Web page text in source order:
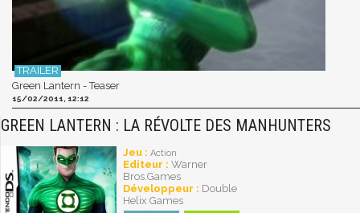
Green Lantern - Teaser
15/02/2011, 12:12
GREEN LANTERN : LA RÉVOLTE DES MANHUNTERS
Jeu : Action
Editeur : Warner
Bros.Games
Développeur : Double
Helix Games